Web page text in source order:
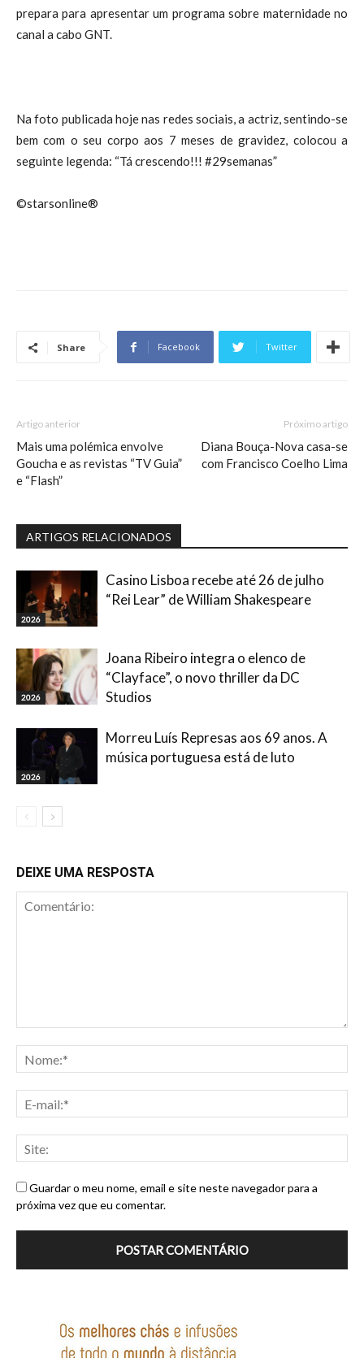
prepara para apresentar um programa sobre maternidade no
canal a cabo GNT.
Na foto publicada hoje nas redes sociais, a actriz, sentindo-se
bem com o seu corpo aos 7 meses de gravidez, colocou a
seguinte legenda: “Tá crescendo!!! #29semanas”
©starsonline®
Share Facebook Twitter
Artigo anterior
Mais uma polémica envolve
Goucha e as revistas “TV Guia”
e “Flash”
Próximo artigo
Diana Bouça-Nova casa-se
com Francisco Coelho Lima
ARTIGOS RELACIONADOS
2026
Casino Lisboa recebe até 26 de julho
“Rei Lear” de William Shakespeare
2026
Joana Ribeiro integra o elenco de
“Clayface”, o novo thriller da DC
Studios
2026
Morreu Luís Represas aos 69 anos. A
música portuguesa está de luto
DEIXE UMA RESPOSTA
Guardar o meu nome, email e site neste navegador para a
próxima vez que eu comentar.